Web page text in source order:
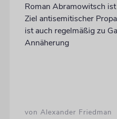
Roman Abramowitsch
Ziel antisemitischer
ist auch regelmäßig zu
Annäherung
von Alexander Friedman